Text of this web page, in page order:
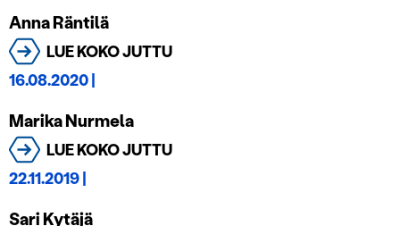
Anna Räntilä
LUE KOKO JUTTU
16.08.2020
Marika Nurmela
LUE KOKO JUTTU
22.11.2019
Sari Kytäjä